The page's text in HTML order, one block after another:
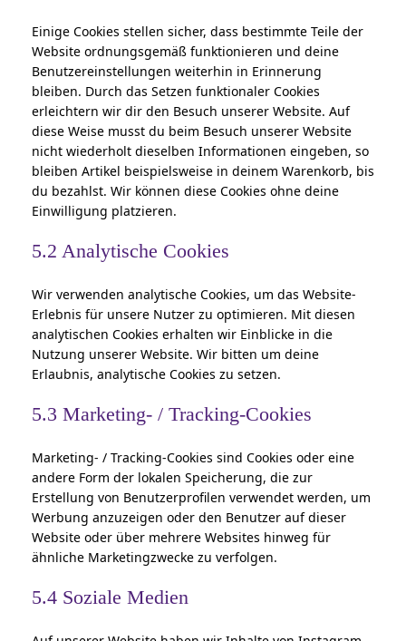
Einige Cookies stellen sicher, dass bestimmte Teile der
Website ordnungsgemäß funktionieren und deine
Benutzereinstellungen weiterhin in Erinnerung
bleiben. Durch das Setzen funktionaler Cookies
erleichtern wir dir den Besuch unserer Website. Auf
diese Weise musst du beim Besuch unserer Website
nicht wiederholt dieselben Informationen eingeben, so
bleiben Artikel beispielsweise in deinem Warenkorb, bis
du bezahlst. Wir können diese Cookies ohne deine
Einwilligung platzieren.
5.2 Analytische Cookies
Wir verwenden analytische Cookies, um das Website-
Erlebnis für unsere Nutzer zu optimieren. Mit diesen
analytischen Cookies erhalten wir Einblicke in die
Nutzung unserer Website. Wir bitten um deine
Erlaubnis, analytische Cookies zu setzen.
5.3 Marketing- / Tracking-Cookies
Marketing- / Tracking-Cookies sind Cookies oder eine
andere Form der lokalen Speicherung, die zur
Erstellung von Benutzerprofilen verwendet werden, um
Werbung anzuzeigen oder den Benutzer auf dieser
Website oder über mehrere Websites hinweg für
ähnliche Marketingzwecke zu verfolgen.
5.4 Soziale Medien